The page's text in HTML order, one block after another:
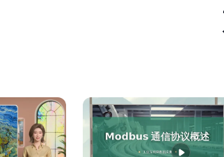
偶尔点开一些你平时不感兴趣的内容，比
起做一个练习。 这个表格叫“数字生活觉
是哪类内容？ 第二问： 如果连续一个月
一样？哪里不一样？睡前做一遍，坚持一